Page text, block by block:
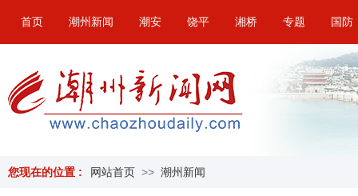
首页 潮州新闻 潮安 饶平 湘桥 专题 国防
您现在的位置 : 网站首页 >> 潮州新闻